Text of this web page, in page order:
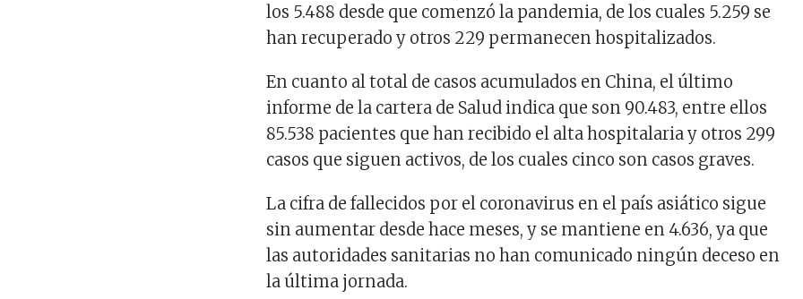
los 5.488 desde que comenzó la pandemia, de los cuales 5.259 se
han recuperado y otros 229 permanecen hospitalizados.
En cuanto al total de casos acumulados en China, el último
informe de la cartera de Salud indica que son 90.483, entre ellos
85.538 pacientes que han recibido el alta hospitalaria y otros 299
casos que siguen activos, de los cuales cinco son casos graves.
La cifra de fallecidos por el coronavirus en el país asiático sigue
sin aumentar desde hace meses, y se mantiene en 4.636, ya que
las autoridades sanitarias no han comunicado ningún deceso en
la última jornada.